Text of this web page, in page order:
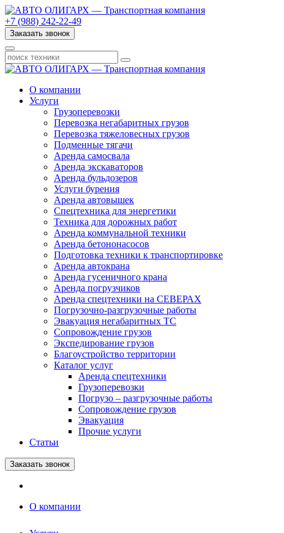
+7 (988) 242-22-49
Заказать звонок
О компании
Услуги
Грузоперевозки
Перевозка негабаритных грузов
Перевозка тяжеловесных грузов
Подменные тягачи
Аренда самосвала
Аренда экскаваторов
Аренда бульдозеров
Услуги бурения
Аренда автовышек
Спецтехника для энергетики
Техника для дорожных работ
Аренда коммунальной техники
Аренда бетононасосов
Подготовка техники к транспортировке
Аренда автокрана
Аренда гусеничного крана
Аренда погрузчиков
Аренда спецтехники на СЕВЕРАХ
Погрузочно-разгрузочные работы
Эвакуация негабаритных ТС
Сопровождение грузов
Экспедирование грузов
Благоустройство территории
Каталог услуг
Аренда спецтехники
Грузоперевозки
Погрузо – разгрузочные работы
Сопровождение грузов
Эвакуация
Прочие услуги
Статьи
Заказать звонок
О компании